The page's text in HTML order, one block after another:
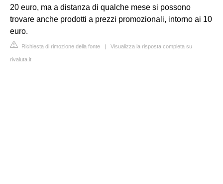
20 euro, ma a distanza di qualche mese si possono
trovare anche prodotti a prezzi promozionali, intorno ai 10
euro.
Richiesta di rimozione della fonte | Visualizza la risposta completa su
rivaluta.it